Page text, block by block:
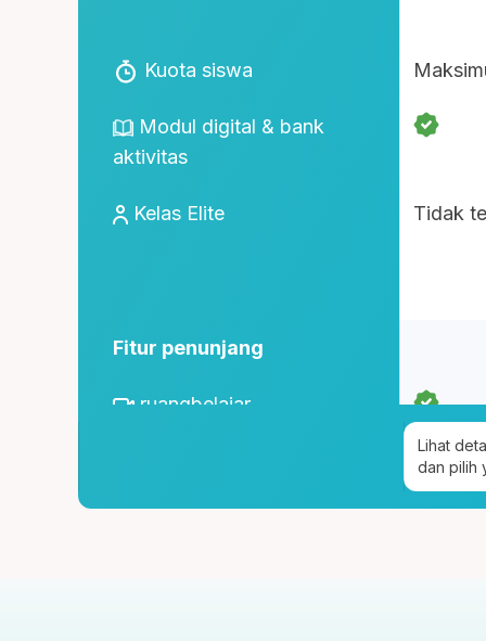
Kuota siswa
Modul digital & bank
aktivitas
Kelas Elite Tidak
Fitur penunjang
ruangbelajar
Konseling dan Kelas
Lihat
dan pilih